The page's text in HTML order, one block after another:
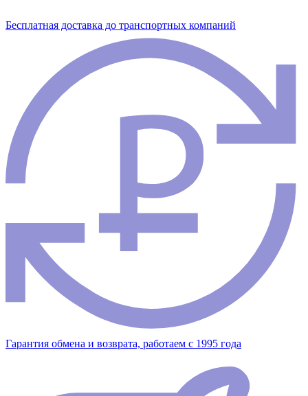
Бесплатная доставка до транспортных компаний
Гарантия обмена и возврата, работаем с 1995 года